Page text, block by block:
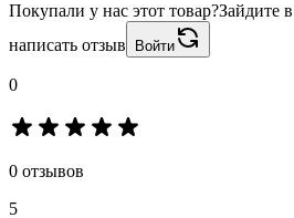
Покупали у нас этот товар?Зайдите
написать отзыв
Войти
0
0 отзывов
5